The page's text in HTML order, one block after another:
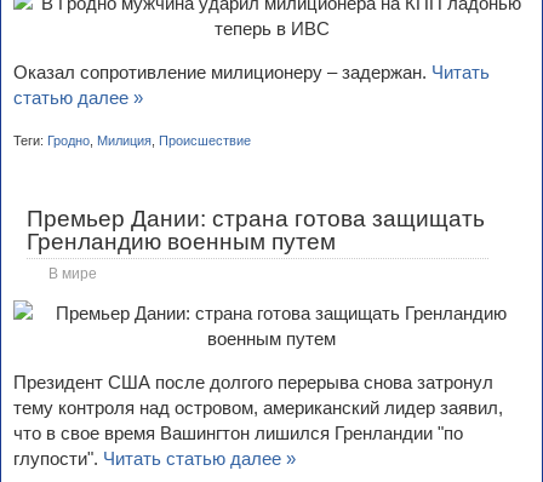
Оказал сопротивление милиционеру – задержан. Читать
статью далее »
Теги: Гродно Милиция Происшествие
Премьер Дании: страна готова защищать
Гренландию военным путем
В мире
Президент США после долгого перерыва снова затронул
тему контроля над островом, американский лидер заявил,
что в свое время Вашингтон лишился Гренландии "по
глупости". Читать статью далее »